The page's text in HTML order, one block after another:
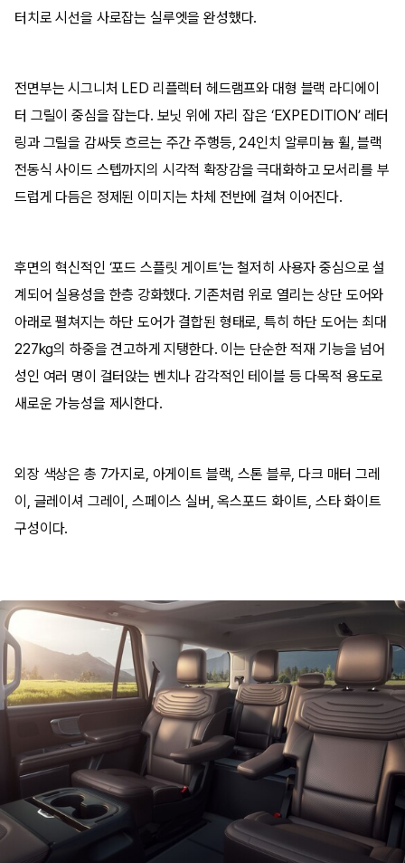
터치로 시선을 사로잡는 실루엣을 완성했다.
전면부는 시그니처 LED 리플렉터 헤드램프와 대형 블랙 라디에이
터 그릴이 중심을 잡는다. 보닛 위에 자리 잡은 ‘EXPEDITION’ 레터
링과 그릴을 감싸듯 흐르는 주간 주행등, 24인치 알루미늄 휠, 블랙
전동식 사이드 스텝까지의 시각적 확장감을 극대화하고 모서리를 부
드럽게 다듬은 정제된 이미지는 차체 전반에 걸쳐 이어진다.
후면의 혁신적인 ‘포드 스플릿 게이트’는 철저히 사용자 중심으로 설
계되어 실용성을 한층 강화했다. 기존처럼 위로 열리는 상단 도어와
아래로 펼쳐지는 하단 도어가 결합된 형태로, 특히 하단 도어는 최대
227kg의 하중을 견고하게 지탱한다. 이는 단순한 적재 기능을 넘어
성인 여러 명이 걸터앉는 벤치나 감각적인 테이블 등 다목적 용도로
새로운 가능성을 제시한다.
외장 색상은 총 7가지로, 아게이트 블랙, 스톤 블루, 다크 매터 그레
이, 글레이셔 그레이, 스페이스 실버, 옥스포드 화이트, 스타 화이트
구성이다.